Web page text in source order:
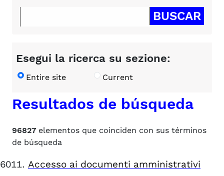
Esegui la ricerca su sezione:
Entire site Current
Resultados de búsqueda
96827 elementos que coinciden con sus términos
de búsqueda
Accesso ai documenti amministrativi